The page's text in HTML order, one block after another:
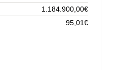
1.184.900,00€
95,01€